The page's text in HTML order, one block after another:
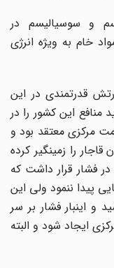
و سوسیالیسم در
خام به ویژه انرژی
قدرتمندی در این
این کشور را در
مرکزی معتقد بود و
را زمینگیر کرده
قرار داشت که
پیدا ننمود ولی این
اینبار فشار بر سر
ایجاد شود و البته